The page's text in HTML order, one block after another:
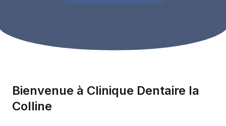
Bienvenue à Clinique Dentaire la
Colline